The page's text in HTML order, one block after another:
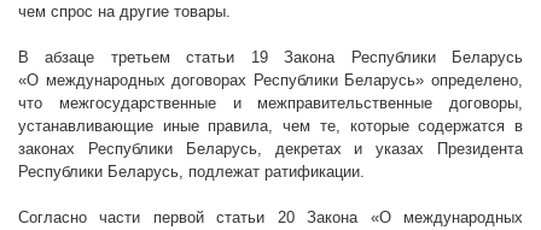
чем спрос на другие товары.
В абзаце третьем статьи 19 Закона Республики Беларусь
«О международных договорах Республики Беларусь» определено,
что межгосударственные и межправительственные договоры,
устанавливающие иные правила, чем те, которые содержатся в
законах Республики Беларусь, декретах и указах Президента
Республики Беларусь, подлежат ратификации.
Согласно части первой статьи 20 Закона «О международных